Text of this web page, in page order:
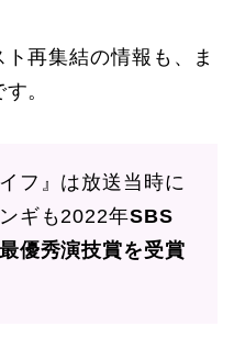
再集結の情報も、ま
。
フ』は放送当時に
ギも2022年SBS
優秀演技賞を受賞